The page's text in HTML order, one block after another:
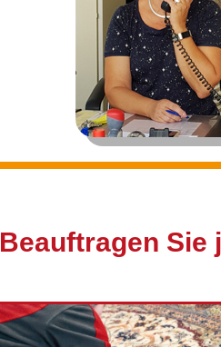
Beauftragen Sie